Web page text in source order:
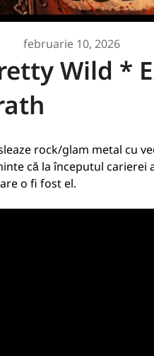
februarie 10, 2026
Wild *
rock/glam metal cu
că la începutul carierei
o fi fost el.